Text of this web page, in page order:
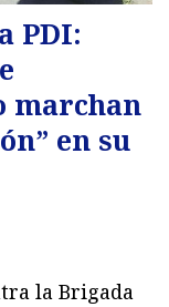
PDI:
marchan
en su
la Brigada